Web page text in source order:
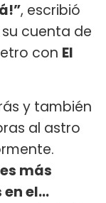
, escribió
cuenta de
con El
y también
al astro
más
en el…